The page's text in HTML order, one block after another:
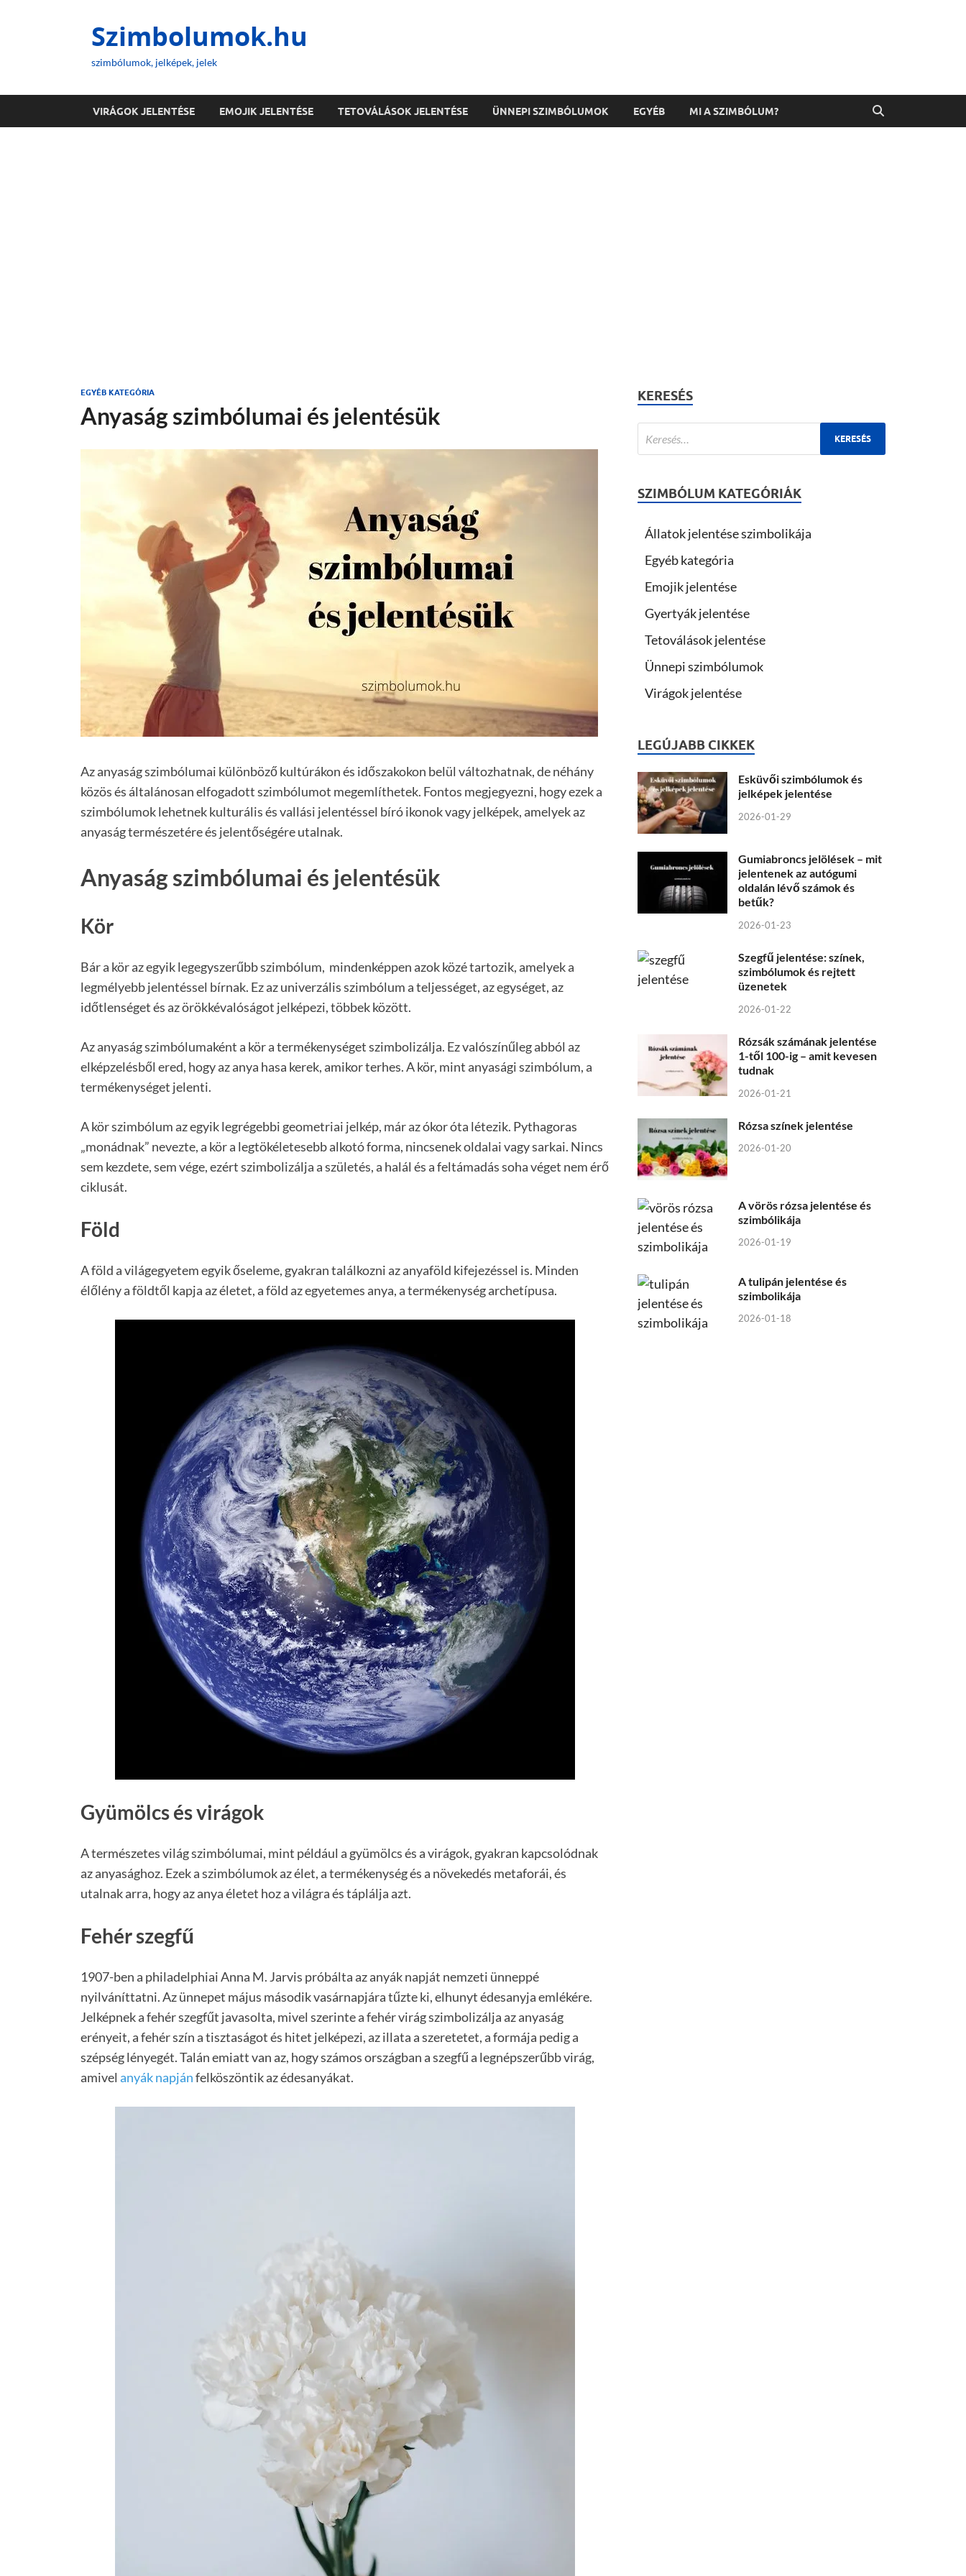
Szimbolumok.hu
szimbólumok, jelképek, jelek
VIRÁGOK JELENTÉSE EMOJIK JELENTÉSE TETOVÁLÁSOK JELENTÉSE ÜNNEPI SZIMBÓLUMOK EGYÉB MI A SZIMBÓLUM?
EGYÉB KATEGÓRIA
Anyaság szimbólumai és jelentésük
Az anyaság szimbólumai különböző kultúrákon és időszakokon belül változhatnak, de néhány
közös és általánosan elfogadott szimbólumot megemlíthetek. Fontos megjegyezni, hogy ezek a
szimbólumok lehetnek kulturális és vallási jelentéssel bíró ikonok vagy jelképek, amelyek az
anyaság természetére és jelentőségére utalnak.
Anyaság szimbólumai és jelentésük
Kör
Bár a kör az egyik legegyszerűbb szimbólum, mindenképpen azok közé tartozik, amelyek a
legmélyebb jelentéssel bírnak. Ez az univerzális szimbólum a teljességet, az egységet, az
időtlenséget és az örökkévalóságot jelképezi, többek között.
Az anyaság szimbólumaként a kör a termékenységet szimbolizálja. Ez valószínűleg abból az
elképzelésből ered, hogy az anya hasa kerek, amikor terhes. A kör, mint anyasági szimbólum, a
termékenységet jelenti.
A kör szimbólum az egyik legrégebbi geometriai jelkép, már az ókor óta létezik. Pythagoras
„monádnak” nevezte, a kör a legtökéletesebb alkotó forma, nincsenek oldalai vagy sarkai. Nincs
sem kezdete, sem vége, ezért szimbolizálja a születés, a halál és a feltámadás soha véget nem érő
ciklusát.
Föld
A föld a világegyetem egyik őseleme, gyakran találkozni az anyaföld kifejezéssel is. Minden
élőlény a földtől kapja az életet, a föld az egyetemes anya, a termékenység archetípusa.
Gyümölcs és virágok
A természetes világ szimbólumai, mint például a gyümölcs és a virágok, gyakran kapcsolódnak
az anyasághoz. Ezek a szimbólumok az élet, a termékenység és a növekedés metaforái, és
utalnak arra, hogy az anya életet hoz a világra és táplálja azt.
Fehér szegfű
1907-ben a philadelphiai Anna M. Jarvis próbálta az anyák napját nemzeti ünneppé
nyilváníttatni. Az ünnepet május második vasárnapjára tűzte ki, elhunyt édesanyja emlékére.
Jelképnek a fehér szegfűt javasolta, mivel szerinte a fehér virág szimbolizálja az anyaság
erényeit, a fehér szín a tisztaságot és hitet jelképezi, az illata a szeretetet, a formája pedig a
szépség lényegét. Talán emiatt van az, hogy számos országban a szegfű a legnépszerűbb virág,
amivel anyák napjánfelköszöntik az édesanyákat.
KERESÉS
SZIMBÓLUM KATEGÓRIÁK
Állatok jelentése szimbolikája
Egyéb kategória
Emojik jelentése
Gyertyák jelentése
Tetoválások jelentése
Ünnepi szimbólumok
Virágok jelentése
LEGÚJABB CIKKEK
Esküvői szimbólumok és
jelképek jelentése
2026-01-29
Gumiabroncs jelölések – mit
jelentenek az autógumi
oldalán lévő számok és
betűk?
2026-01-23
Szegfű jelentése: színek,
szimbólumok és rejtett
üzenetek
2026-01-22
Rózsák számának jelentése
1-től 100-ig – amit kevesen
tudnak
2026-01-21
Rózsa színek jelentése
2026-01-20
A vörös rózsa jelentése és
szimbólikája
2026-01-19
A tulipán jelentése és
szimbolikája
2026-01-18